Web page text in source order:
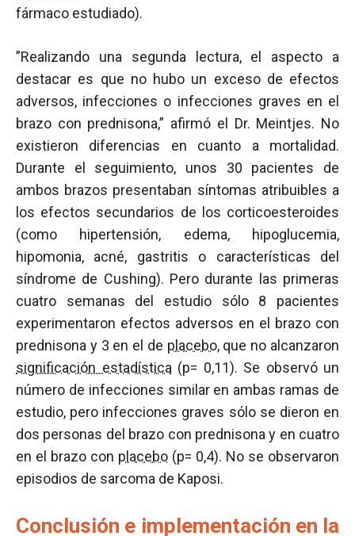
fármaco estudiado).
”Realizando una segunda lectura, el aspecto a
destacar es que no hubo un exceso de efectos
adversos, infecciones o infecciones graves en el
brazo con prednisona,” afirmó el Dr. Meintjes. No
existieron diferencias en cuanto a mortalidad.
Durante el seguimiento, unos 30 pacientes de
ambos brazos presentaban síntomas atribuibles a
los efectos secundarios de los corticoesteroides
(como hipertensión, edema, hipoglucemia,
hipomonia, acné, gastritis o características del
síndrome de Cushing). Pero durante las primeras
cuatro semanas del estudio sólo 8 pacientes
experimentaron efectos adversos en el brazo con
prednisona y 3 en el de placebo, que no alcanzaron
significación estadística (p= 0,11). Se observó un
número de infecciones similar en ambas ramas de
estudio, pero infecciones graves sólo se dieron en
dos personas del brazo con prednisona y en cuatro
en el brazo con placebo (p= 0,4). No se observaron
episodios de sarcoma de Kaposi.
Conclusión e implementación en la